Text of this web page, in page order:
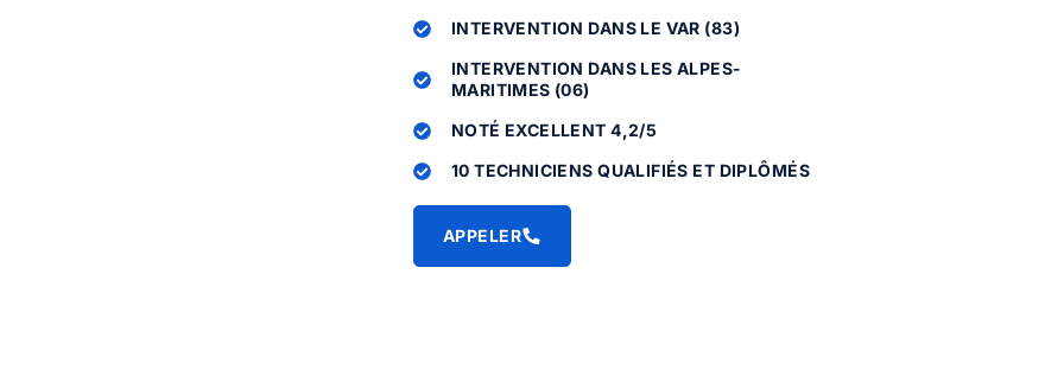
INTERVENTION DANS LE VAR (83)
INTERVENTION DANS LES ALPES-
MARITIMES (06)
NOTÉ EXCELLENT 4,2/5
10 TECHNICIENS QUALIFIÉS ET DIPLÔMÉS
APPELER